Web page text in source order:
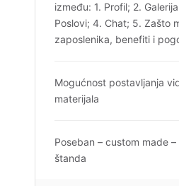
između: 1. Profil; 2.
Poslovi; 4. Chat; 5. Zašto
zaposlenika, benefiti i
Mogućnost postavljanja
materijala
Poseban – custom made –
štanda